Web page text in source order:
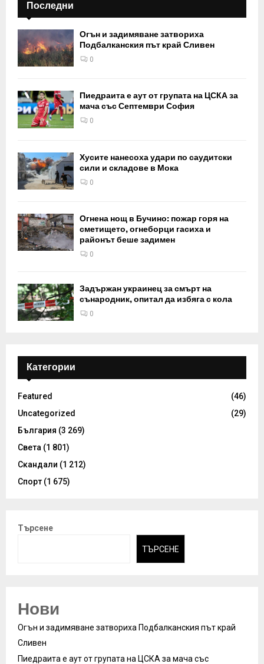
Последни
Огън и задимяване затвориха
Подбалканския път край Сливен
0
Пиедраита е аут от групата на ЦСКА за
мача със Септември София
0
Хусите нанесоха удари по саудитски
сили и складове в Мока
0
Огнена нощ в Бучино: пожар горя на
сметището, огнеборци гасиха и
районът беше задимен
0
Задържан украинец за смърт на
сънародник, опитал да избяга с кола
0
Категории
Featured
(46)
Uncategorized
(29)
България (3 269)
Света (1 801)
Скандали (1 212)
Спорт (1 675)
Търсене
ТЪРСЕНЕ
Нови
Огън и задимяване затвориха Подбалканския път край
Сливен
Пиедраита е аут от групата на ЦСКА за мача със